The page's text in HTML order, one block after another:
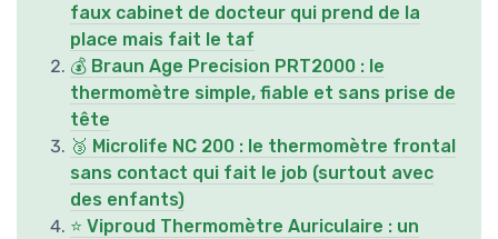
faux cabinet de docteur qui prend de la
place mais fait le taf
💰 Braun Age Precision PRT2000 : le
thermomètre simple, fiable et sans prise de
tête
🥉 Microlife NC 200 : le thermomètre frontal
sans contact qui fait le job (surtout avec
des enfants)
⭐ Viproud Thermomètre Auriculaire : un